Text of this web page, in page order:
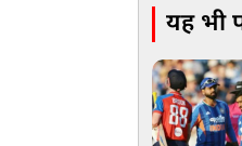
यह भी